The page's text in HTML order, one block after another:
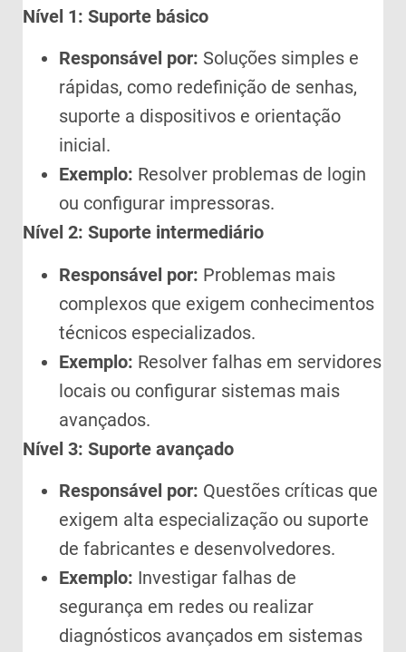
Nível 1: Suporte básico
Responsável por: Soluções simples e
rápidas, como redefinição de senhas,
suporte a dispositivos e orientação
inicial.
Exemplo: Resolver problemas de login
ou configurar impressoras.
Nível 2: Suporte intermediário
Responsável por: Problemas mais
complexos que exigem conhecimentos
técnicos especializados.
Exemplo: Resolver falhas em servidores
locais ou configurar sistemas mais
avançados.
Nível 3: Suporte avançado
Responsável por: Questões críticas que
exigem alta especialização ou suporte
de fabricantes e desenvolvedores.
Exemplo: Investigar falhas de
segurança em redes ou realizar
diagnósticos avançados em sistemas